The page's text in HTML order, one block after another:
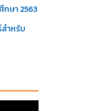
ษา 2563
ำหรับ